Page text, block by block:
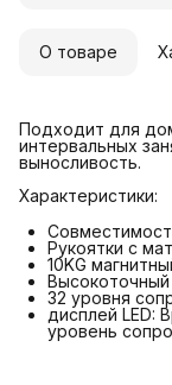
О товаре
Подходит для
интервальных
выносливость.
Характеристики:
Рукоятки с
10KG
Высокоточный
32 уровня
дисплей LED:
уровень